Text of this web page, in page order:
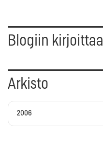
Blogiin kirjoittaa
Arkisto
2006